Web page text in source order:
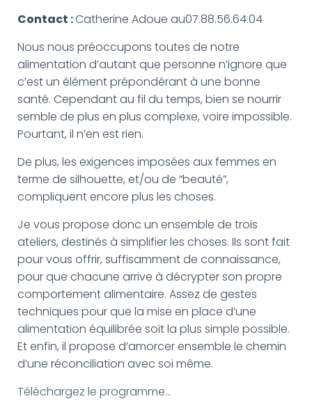
Contact :Catherine Adoue au07.88.56.64.04
Nous nous préoccupons toutes de notre
alimentation d’autant que personne n’ignore que
c’est un élément prépondérant à une bonne
santé. Cependant au fil du temps, bien se nourrir
semble de plus en plus complexe, voire impossible.
Pourtant, il n’en est rien.
De plus, les exigences imposées aux femmes en
terme de silhouette, et/ou de “beauté”,
compliquent encore plus les choses.
Je vous propose donc un ensemble de trois
ateliers, destinés à simplifier les choses. Ils sont fait
pour vous offrir, suffisamment de connaissance,
pour que chacune arrive à décrypter son propre
comportement alimentaire. Assez de gestes
techniques pour que la mise en place d’une
alimentation équilibrée soit la plus simple possible.
Et enfin, il propose d’amorcer ensemble le chemin
d’une réconciliation avec soi même.
Téléchargez le programme…